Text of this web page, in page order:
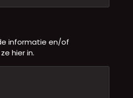
informatie en/of
hier in.